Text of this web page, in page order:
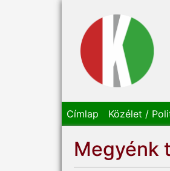
Címlap Közélet /
Megyénk